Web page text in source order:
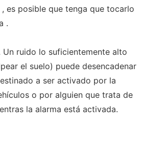
es posible que tenga que tocarlo
.
ruido lo suficientemente alto
el suelo) puede desencadenar
a ser activado por la
o por alguien que trata de
la alarma está activada.